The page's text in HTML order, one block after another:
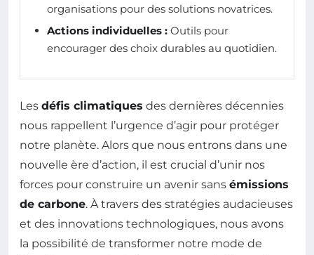
organisations pour des solutions novatrices.
Actions individuelles : Outils pour
encourager des choix durables au quotidien.
Les défis climatiques des dernières décennies
nous rappellent l’urgence d’agir pour protéger
notre planète. Alors que nous entrons dans une
nouvelle ère d’action, il est crucial d’unir nos
forces pour construire un avenir sans émissions
de carbone. À travers des stratégies audacieuses
et des innovations technologiques, nous avons
la possibilité de transformer notre mode de